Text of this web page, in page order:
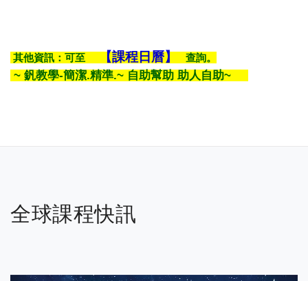
其他資訊：可至 【課程日曆】 查詢。
~ 釩教學-簡潔.精準.~ 自助幫助 助人自助~
全球課程快訊